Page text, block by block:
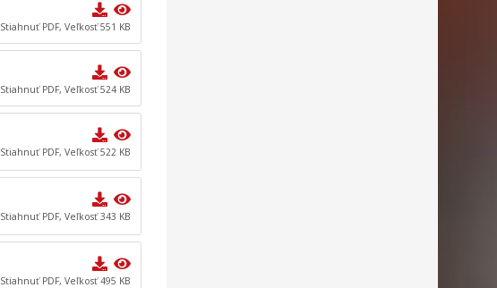
Stiahnuť PDF, Veľkosť 551 KB
Stiahnuť PDF, Veľkosť 524 KB
Stiahnuť PDF, Veľkosť 522 KB
Stiahnuť PDF, Veľkosť 343 KB
Stiahnuť PDF, Veľkosť 495 KB